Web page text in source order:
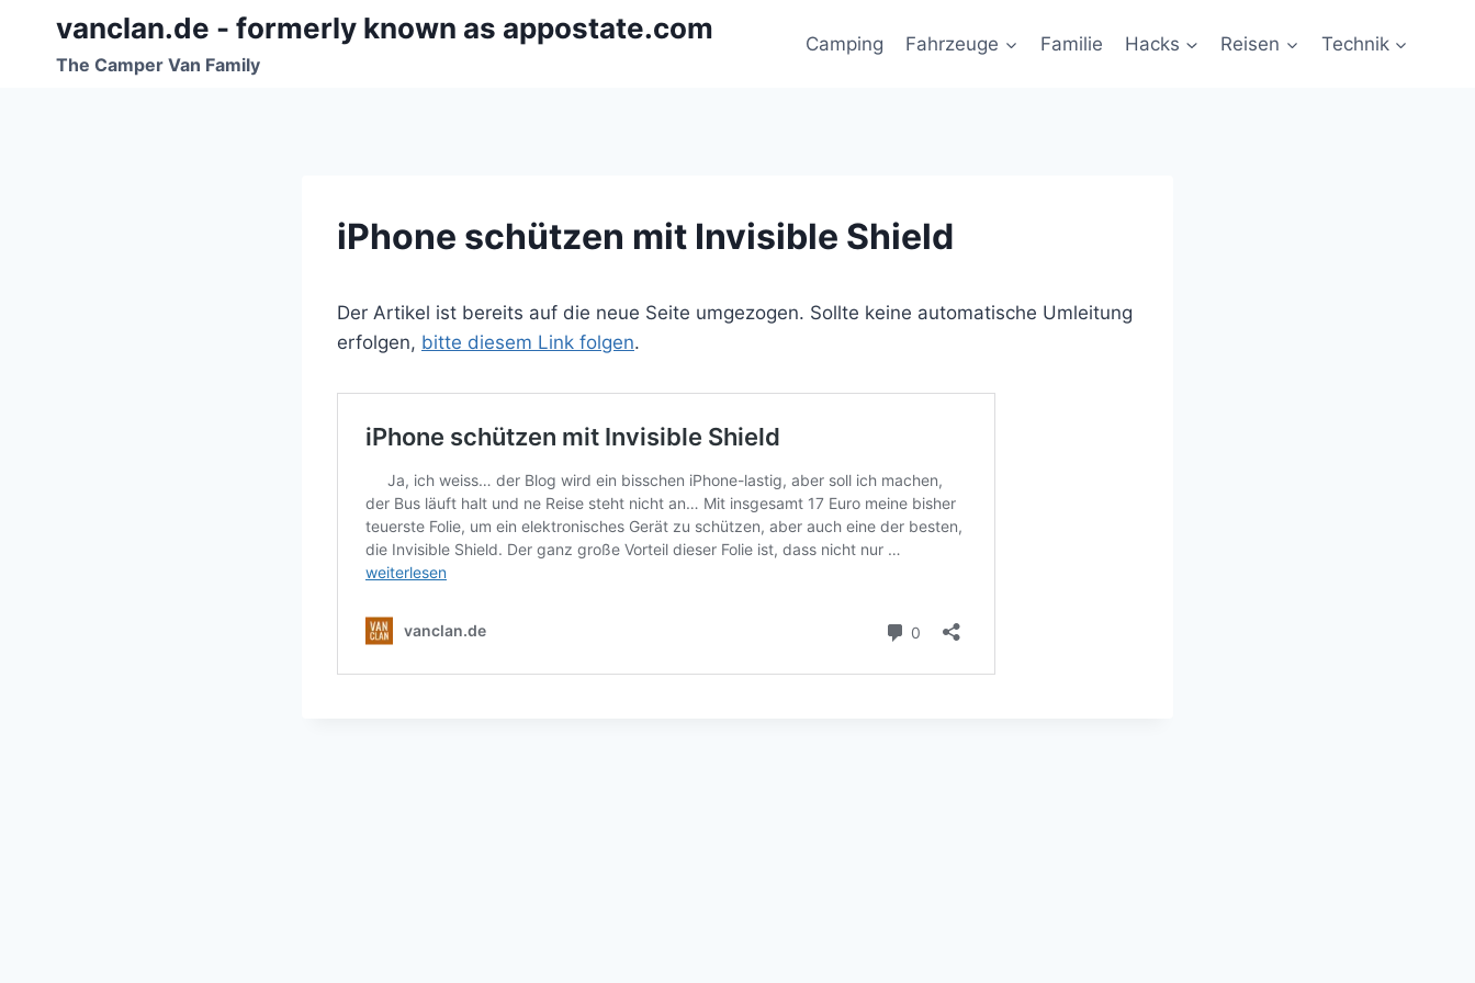
springen
vanclan.de - formerly known as appostate.com
The Camper Van Family
Camping Fahrzeuge Familie Hacks Reisen Technik
iPhone schützen mit Invisible Shield
Der Artikel ist bereits auf die neue Seite umgezogen. Sollte keine automatische Umleitung
erfolgen, bitte diesem Link folgen.